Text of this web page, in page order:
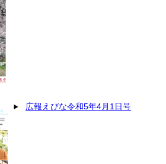
広報えびな令和5年4月1日号